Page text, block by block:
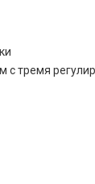
с тремя